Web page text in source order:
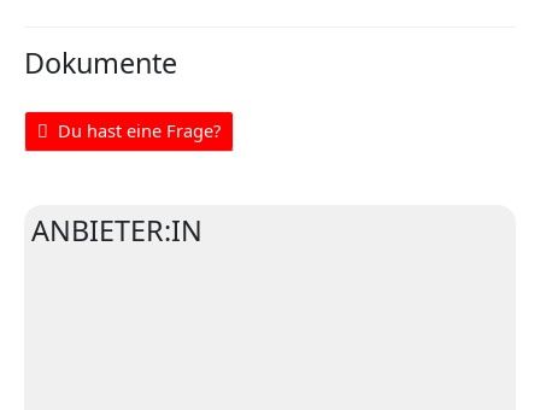
Dokumente
Du hast eine Frage?
ANBIETER:IN